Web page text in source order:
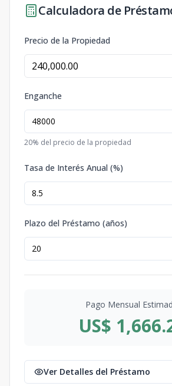
Calculadora de
Precio de la Propiedad
Enganche
20% del precio de la propiedad
Tasa de Interés Anual (%)
Plazo del Préstamo (años)
Pago Mensual
US$
Ver Detalles del Préstamo